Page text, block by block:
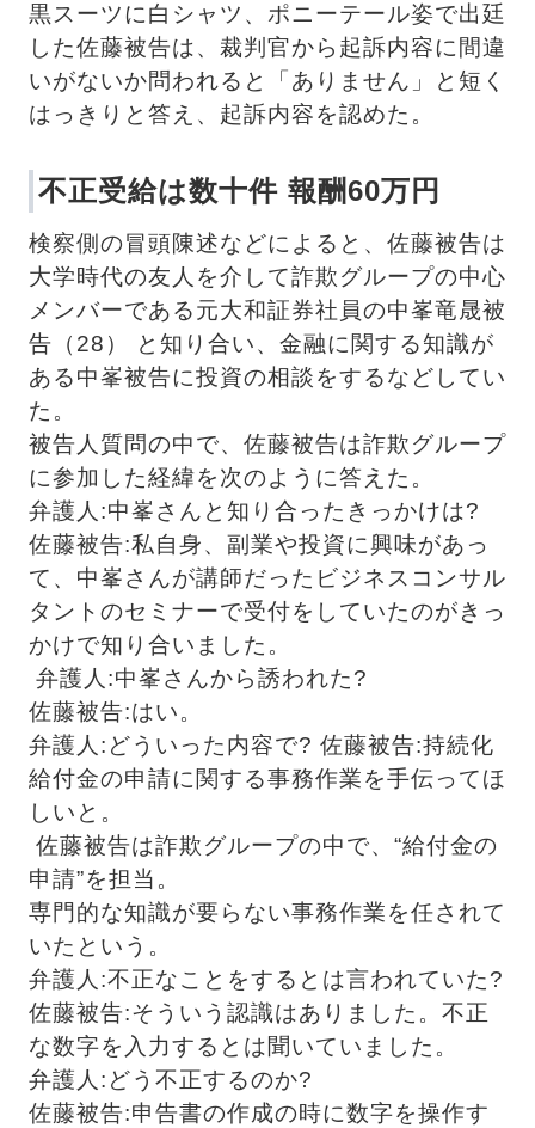
黒スーツに白シャツ、ポニーテール姿で出廷
した佐藤被告は、裁判官から起訴内容に間違
いがないか問われると「ありません」と短く
はっきりと答え、起訴内容を認めた。
不正受給は数十件 報酬60万円
検察側の冒頭陳述などによると、佐藤被告は
大学時代の友人を介して詐欺グループの中心
メンバーである元大和証券社員の中峯竜晟被
告（28） と知り合い、金融に関する知識が
ある中峯被告に投資の相談をするなどしてい
た。
被告人質問の中で、佐藤被告は詐欺グループ
に参加した経緯を次のように答えた。
弁護人:中峯さんと知り合ったきっかけは?
佐藤被告:私自身、副業や投資に興味があっ
て、中峯さんが講師だったビジネスコンサル
タントのセミナーで受付をしていたのがきっ
かけで知り合いました。
弁護人:中峯さんから誘われた?
佐藤被告:はい。
弁護人:どういった内容で? 佐藤被告:持続化
給付金の申請に関する事務作業を手伝ってほ
しいと。
申請”を担当。
専門的な知識が要らない事務作業を任されて
いたという。
佐藤被告:そういう認識はありました。 不正
な数字を入力するとは聞いていました。
弁護人:どう不正するのか?
佐藤被告:申告書の作成の時に数字を操作す